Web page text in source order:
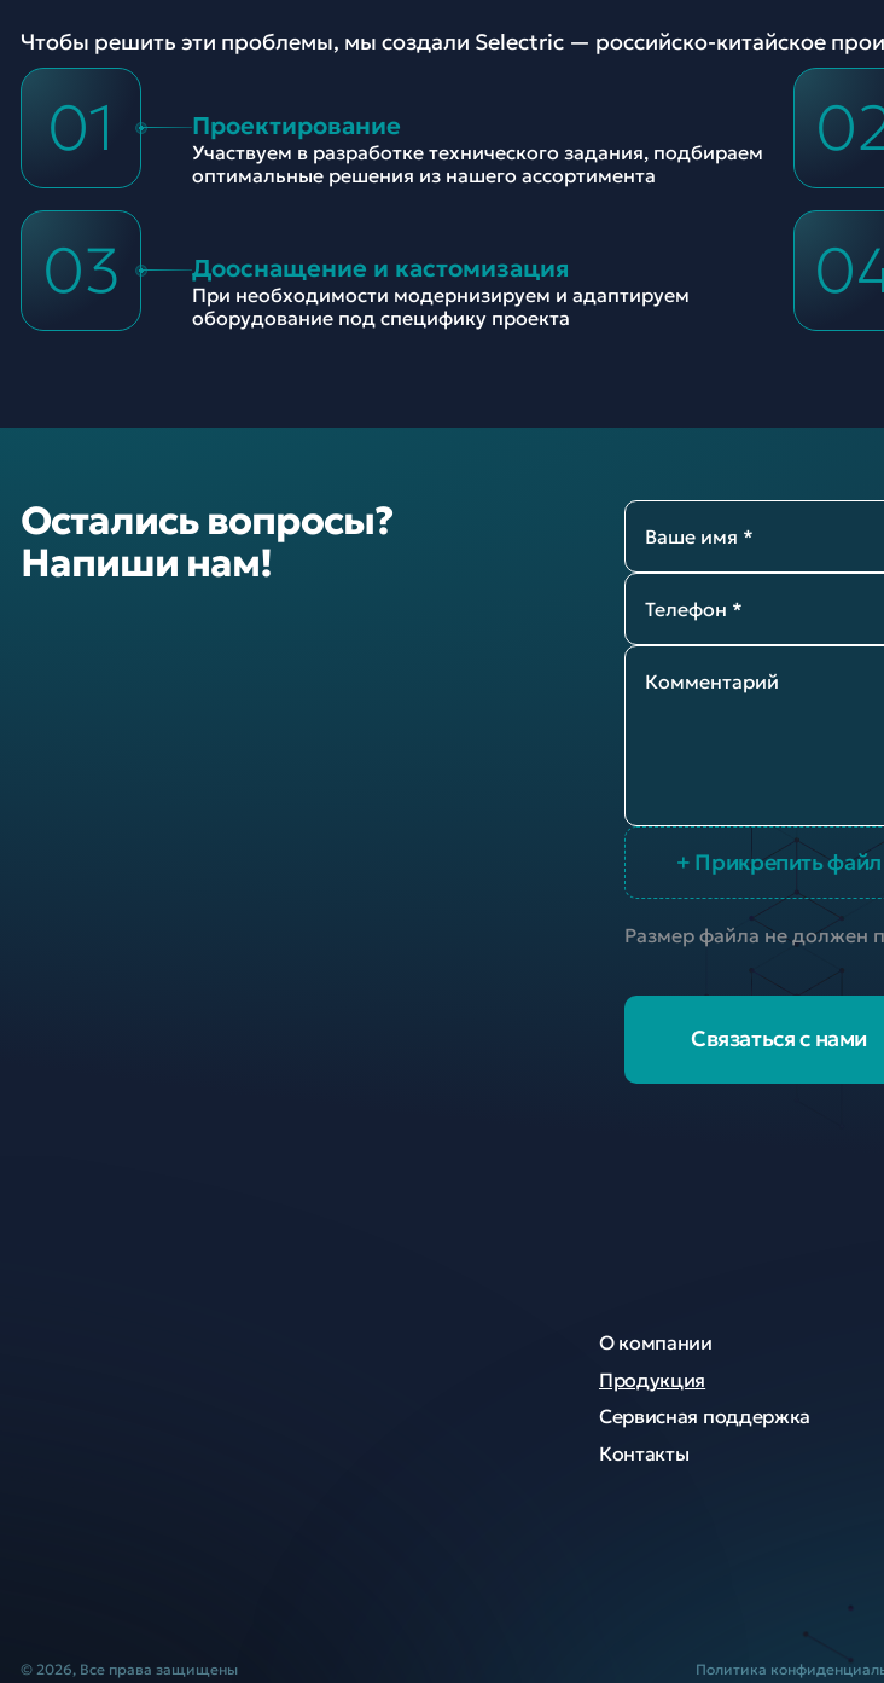
Чтобы решить эти проблемы, мы создали Selectric — российско-китайское
01 Проектирование
Участвуем в разработке технического задания, подбираем
оптимальные решения из нашего ассортимента
03 Дооснащение и кастомизация
При необходимости модернизируем и адаптируем
оборудование под специфику проекта
Остались вопросы?
Напиши нам!
Ваше имя *
Телефон *
Комментарий
+ Прикрепить файл
Размер файла не должен
Связаться с нами
О компании
Продукция
Сервисная поддержка
Контакты
© 2026, Все права защищены Политика